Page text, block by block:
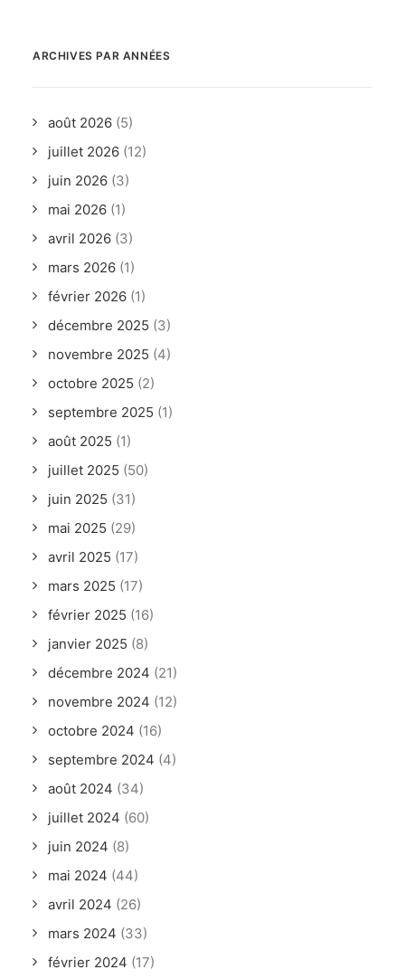
ARCHIVES PAR ANNÉES
août 2026 (5)
juillet 2026 (12)
juin 2026 (3)
mai 2026 (1)
avril 2026 (3)
mars 2026 (1)
février 2026 (1)
décembre 2025 (3)
novembre 2025 (4)
octobre 2025 (2)
septembre 2025 (1)
août 2025 (1)
juillet 2025 (50)
juin 2025 (31)
mai 2025 (29)
avril 2025 (17)
mars 2025 (17)
février 2025 (16)
janvier 2025 (8)
décembre 2024 (21)
novembre 2024 (12)
octobre 2024 (16)
septembre 2024 (4)
août 2024 (34)
juillet 2024 (60)
juin 2024 (8)
mai 2024 (44)
avril 2024 (26)
mars 2024 (33)
février 2024 (17)